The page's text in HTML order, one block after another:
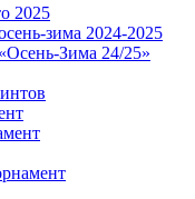
2025
зима 2024-2025
Зима 24/25»